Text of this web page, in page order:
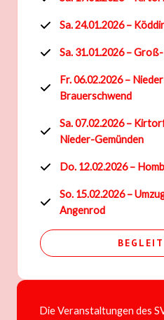
Sa. 24.01.2026 –
Sa. 31.01.2026 –
Fr. 06.02.2026 –
Brauerschwend
Sa. 07.02.2026 –
Nieder-Gemünden
Do. 12.02.2026 –
So. 15.02.2026 –
Angenrod
Die Veranstaltungen des